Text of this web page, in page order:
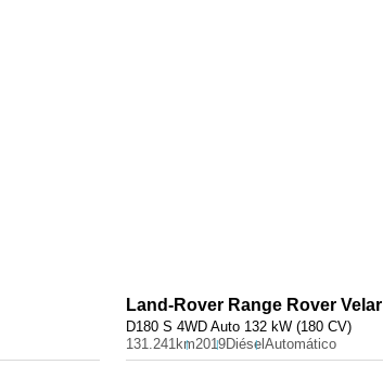
Land-Rover Range Rover Velar
D180 S 4WD Auto 132 kW (180 CV)
131.241km2019Diésel Automático